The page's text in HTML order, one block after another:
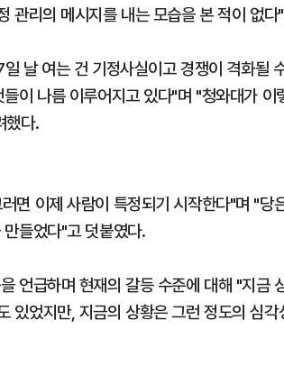
관리의 메시지를 내는 모습을 본 적이 없다
날 여는 건 기정사실이고 경쟁이 격화될
이 나름 이루어지고 있다"며 "청와대가
했다.
면 이제 사람이 특정되기 시작한다"며 "당
들었다"고 덧붙였다.
언급하며 현재의 갈등 수준에 대해 "지금
있었지만, 지금의 상황은 그런 정도의 심